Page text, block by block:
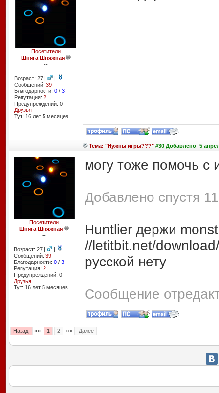
Посетители
Шняга Шняжная
--
Возраст: 27 |
|
Сообщений: 39
Благодарности: 0/ 3
Репутация: 2
Предупреждений: 0
Друзья
Тут: 16 лет 5 месяцев
Тема: "Нужны игры???"#30 Добавлено: 5
Посетители
Шняга Шняжная
--
Возраст: 27 |
|
Сообщений: 39
Благодарности: 0/ 3
Репутация: 2
Предупреждений: 0
Друзья
Тут: 16 лет 5 месяцев
могу тоже помочь с
Добавлено спустя
Huntlier держи
//letitbit.net/
русской нету
Сообщение
Назад «« 1 2 »» Далее